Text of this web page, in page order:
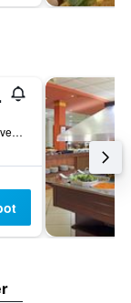
Barrilla, Antigua, Fuerteventura, Spanien